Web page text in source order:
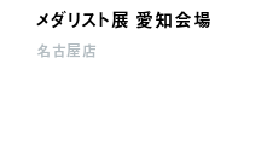
メダリスト展 愛知会場
名古屋店